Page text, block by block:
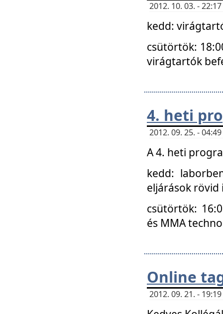
2012. 10. 03. -
kedd:
csütörtök:
virágtartók
4. heti
2012. 09. 25. -
A 4. heti
kedd:
eljárások
csütörtök:
és MMA
Online
2012. 09. 21. -